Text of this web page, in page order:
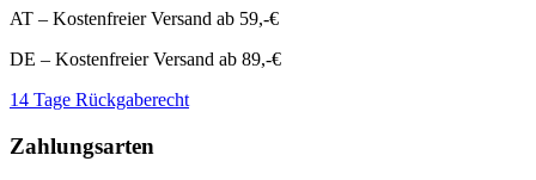
AT – Kostenfreier Versand ab 59,-€
DE – Kostenfreier Versand ab 89,-€
14 Tage Rückgaberecht
Zahlungsarten